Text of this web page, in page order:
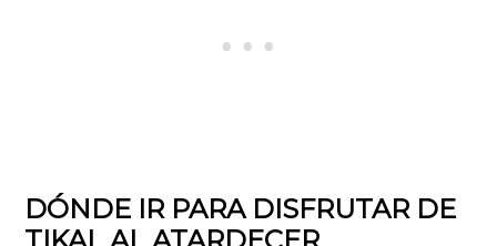
DÓNDE IR PARA DISFRUTAR DE
TIKAL AL ATARDECER